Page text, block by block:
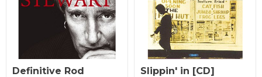
Definitive Rod
Slippin' in [CD]